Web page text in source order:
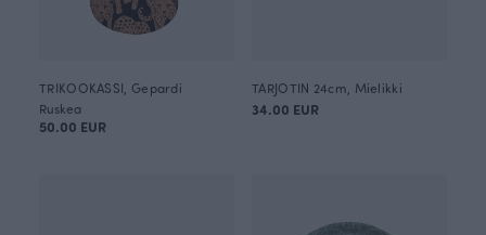
TRIKOOKASSI, Gepardi
Ruskea
50.00 EUR
TARJOTIN 24cm, Mielikki
34.00 EUR